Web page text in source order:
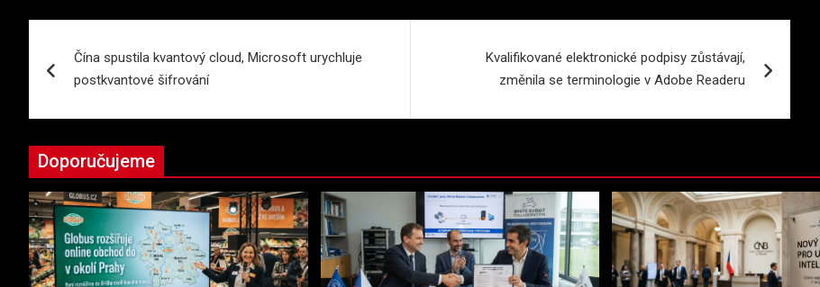
pro
příspěvek
Čína spustila kvantový cloud, Microsoft urychluje
postkvantové šifrování
Kvalifikované elektronické podpisy zůstávají,
změnila se terminologie v Adobe Readeru
Doporučujeme